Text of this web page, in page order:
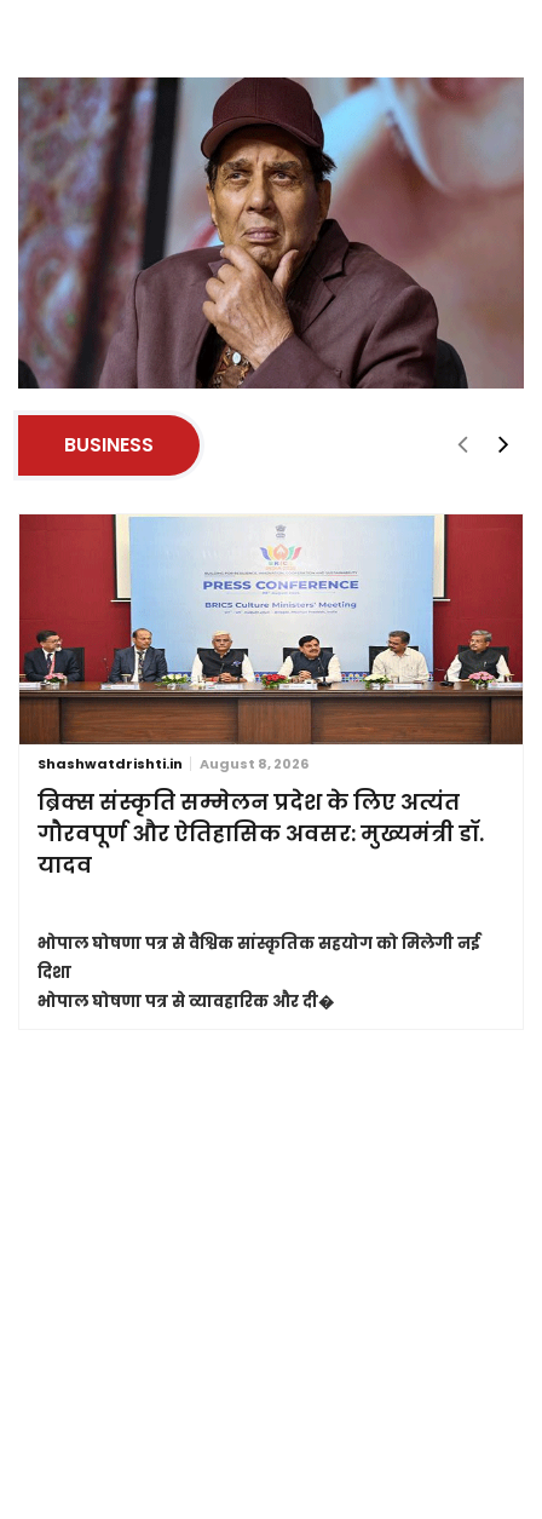
BUSINESS
Shashwatdrishti.in August 8, 2026
ब्रिक्स संस्कृति सम्मेलन प्रदेश के लिए अत्यंत
गौरवपूर्ण और ऐतिहासिक अवसर: मुख्यमंत्री डॉ.
यादव
भोपाल घोषणा पत्र से वैश्विक सांस्कृतिक सहयोग को मिलेगी नई
दिशा
भोपाल घोषणा पत्र से व्यावहारिक और दी�